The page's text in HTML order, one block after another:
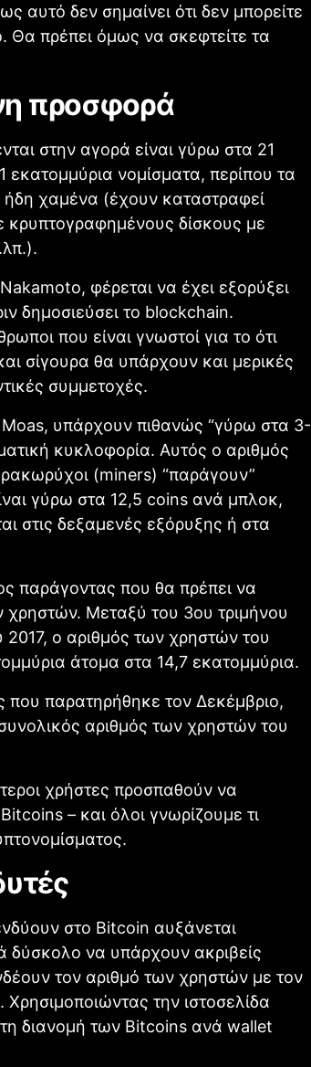
αυτό δεν σημαίνει ότι δεν μπορείτε
Θα πρέπει όμως να σκεφτείτε τα
προσφορά
στην αγορά είναι γύρω στα 21
νομίσματα, περίπου τα
χαμένα (έχουν καταστραφεί
κρυπτογραφημένους δίσκους με
φέρεται να έχει εξορύξει
δημοσιεύσει το blockchain.
που είναι γνωστοί για το ότι
σίγουρα θα υπάρχουν και μερικές
συμμετοχές.
υπάρχουν πιθανώς “γύρω στα 3-
κυκλοφορία. Αυτός ο αριθμός
(miners) “παράγουν”
γύρω στα 12,5 coins ανά μπλοκ,
στις δεξαμενές εξόρυξης ή στα
παράγοντας που θα πρέπει να
χρηστών. Μεταξύ του 3ου τριμήνου
2017, ο αριθμός των χρηστών του
άτομα στα 14,7 εκατομμύρια.
που παρατηρήθηκε τον Δεκέμβριο,
αριθμός των χρηστών του
χρήστες προσπαθούν να
– και όλοι γνωρίζουμε τι
στο Bitcoin αυξάνεται
δύσκολο να υπάρχουν ακριβείς
τον αριθμό των χρηστών με τον
την ιστοσελίδα
διανομή των Bitcoins ανά wallet